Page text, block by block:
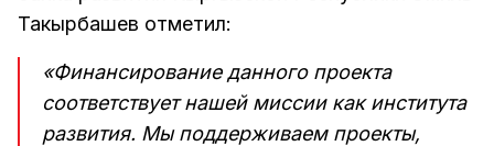
Такырбашев отметил:
«Финансирование данного проекта
соответствует нашей миссии как института
развития. Мы поддерживаем проекты,